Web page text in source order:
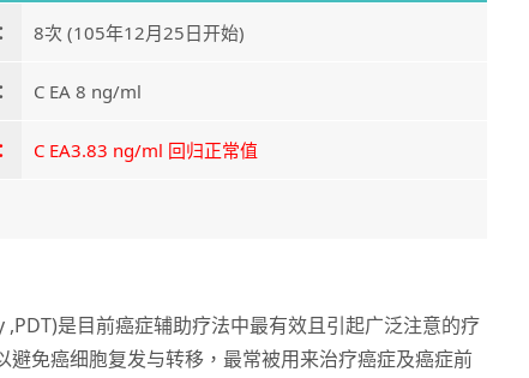
8次 (105年12月25日开始)
C EA 8 ng/ml
C EA3.83 ng/ml 回归正常值
是目前癌症辅助疗法中最有效且引起广泛注意的疗
免癌细胞复发与转移，最常被用来治疗癌症及癌症前